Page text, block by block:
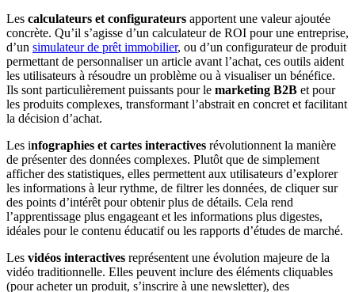
Les calculateurs et configurateurs apportent une valeur ajoutée
concrète. Qu’il s’agisse d’un calculateur de ROI pour une entreprise,
d’un simulateur de prêt immobilier, ou d’un configurateur de produit
permettant de personnaliser un article avant l’achat, ces outils aident
les utilisateurs à résoudre un problème ou à visualiser un bénéfice.
Ils sont particulièrement puissants pour le marketing B2B et pour
les produits complexes, transformant l’abstrait en concret et facilitant
la décision d’achat.
Les infographies et cartes interactives révolutionnent la manière
de présenter des données complexes. Plutôt que de simplement
afficher des statistiques, elles permettent aux utilisateurs d’explorer
les informations à leur rythme, de filtrer les données, de cliquer sur
des points d’intérêt pour obtenir plus de détails. Cela rend
l’apprentissage plus engageant et les informations plus digestes,
idéales pour le contenu éducatif ou les rapports d’études de marché.
Les vidéos interactives représentent une évolution majeure de la
vidéo traditionnelle. Elles peuvent inclure des éléments cliquables
(pour acheter un produit, s’inscrire à une newsletter), des